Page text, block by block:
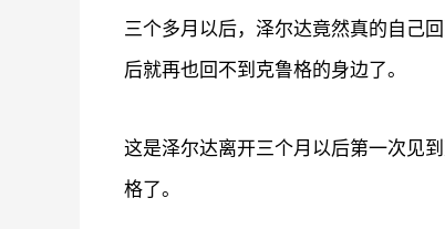
三个多月以后，泽尔达竟然真的自己
后就再也回不到克鲁格的身边了。
这是泽尔达离开三个月以后第一次见
格了。